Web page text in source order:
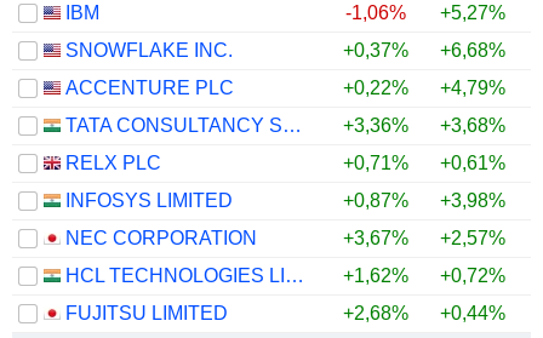
IBM
-1,06% +5,27%
SNOWFLAKE INC.
+0,37% +6,68%
ACCENTURE PLC
+0,22% +4,79%
TATA CONSULTANCY SERVICES LTD.
+3,36% +3,68%
RELX PLC
+0,71% +0,61%
INFOSYS LIMITED
+0,87% +3,98%
NEC CORPORATION
+3,67% +2,57%
HCL TECHNOLOGIES LIMITED
+1,62% +0,72%
FUJITSU LIMITED
+2,68% +0,44%